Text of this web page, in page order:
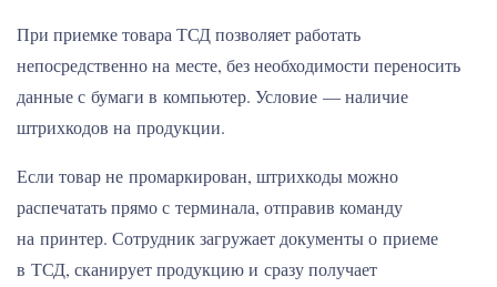
При приемке товара ТСД позволяет работать
непосредственно на месте, без необходимости переносить
данные с бумаги в компьютер. Условие — наличие
штрихкодов на продукции.
Если товар не промаркирован, штрихкоды можно
распечатать прямо с терминала, отправив команду
на принтер. Сотрудник загружает документы о приеме
в ТСД, сканирует продукцию и сразу получает